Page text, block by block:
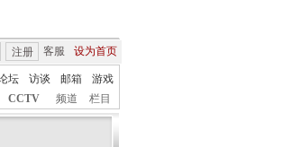
客服 设为首页
注册
坛 访谈 邮箱
游戏
CCTV 频道 栏目